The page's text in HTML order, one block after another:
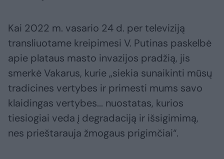
Kai 2022 m. vasario 24 d. per televiziją
transliuotame kreipimesi V. Putinas paskelbė
apie plataus masto invazijos pradžią, jis
smerkė Vakarus, kurie „siekia sunaikinti mūsų
tradicines vertybes ir primesti mums savo
klaidingas vertybes... nuostatas, kurios
tiesiogiai veda į degradaciją ir išsigimimą,
nes prieštarauja žmogaus prigimčiai“.